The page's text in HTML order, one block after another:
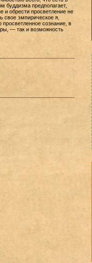
буддизма предполагает,
и обрести просветление не
свое эмпирическое я,
сознание, в
— так и возможность